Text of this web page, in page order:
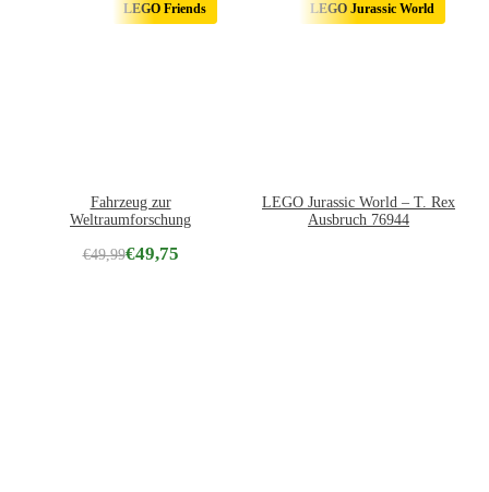
LEGO Friends
Fahrzeug zur
Weltraumforschung
€49,99€49,75
LEGO Jurassic World
LEGO Jurassic World – T. Rex
Ausbruch 76944